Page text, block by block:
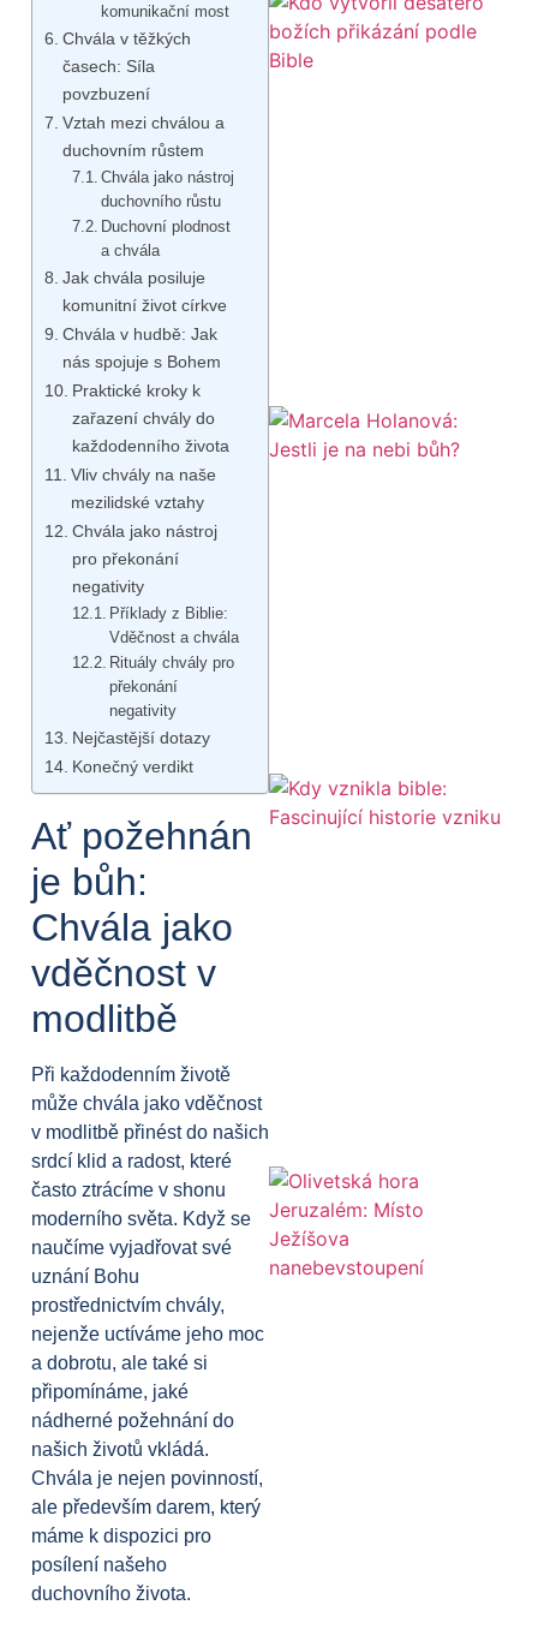
komunikační most
Chvála v těžkých
časech: Síla
povzbuzení
Vztah mezi chválou a
duchovním růstem
Chvála jako nástroj
duchovního růstu
Duchovní plodnost
a chvála
Jak chvála posiluje
komunitní život církve
Chvála v hudbě: Jak
nás spojuje s Bohem
Praktické kroky k
zařazení chvály do
každodenního života
Vliv chvály na naše
mezilidské vztahy
Chvála jako nástroj
pro překonání
negativity
Příklady z Biblie:
Vděčnost a chvála
Rituály chvály pro
překonání
negativity
Nejčastější dotazy
Konečný verdikt
Ať požehnán
je bůh:
Chvála jako
vděčnost v
modlitbě
Při každodenním životě
může chvála jako vděčnost
v modlitbě přinést do našich
srdcí klid a radost, které
často ztrácíme v shonu
moderního světa. Když se
naučíme vyjadřovat své
uznání Bohu
prostřednictvím chvály,
nejenže uctíváme jeho moc
a dobrotu, ale také si
připomínáme, jaké
nádherné požehnání do
našich životů vkládá.
Chvála je nejen povinností,
ale především darem, který
máme k dispozici pro
posílení našeho
duchovního života.